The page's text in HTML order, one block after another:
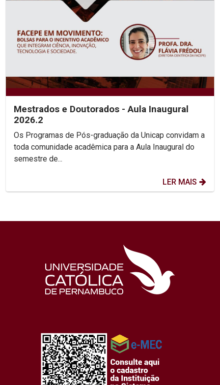
Mestrados e Doutorados - Aula Inaugural
2026.2
Os Programas de Pós-graduação da Unicap convidam a
toda comunidade acadêmica para a Aula Inaugural do
semestre de...
LER MAIS